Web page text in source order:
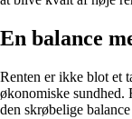
En balance
Renten er ikke blot et
økonomiske sundhed.
den skrøbelige